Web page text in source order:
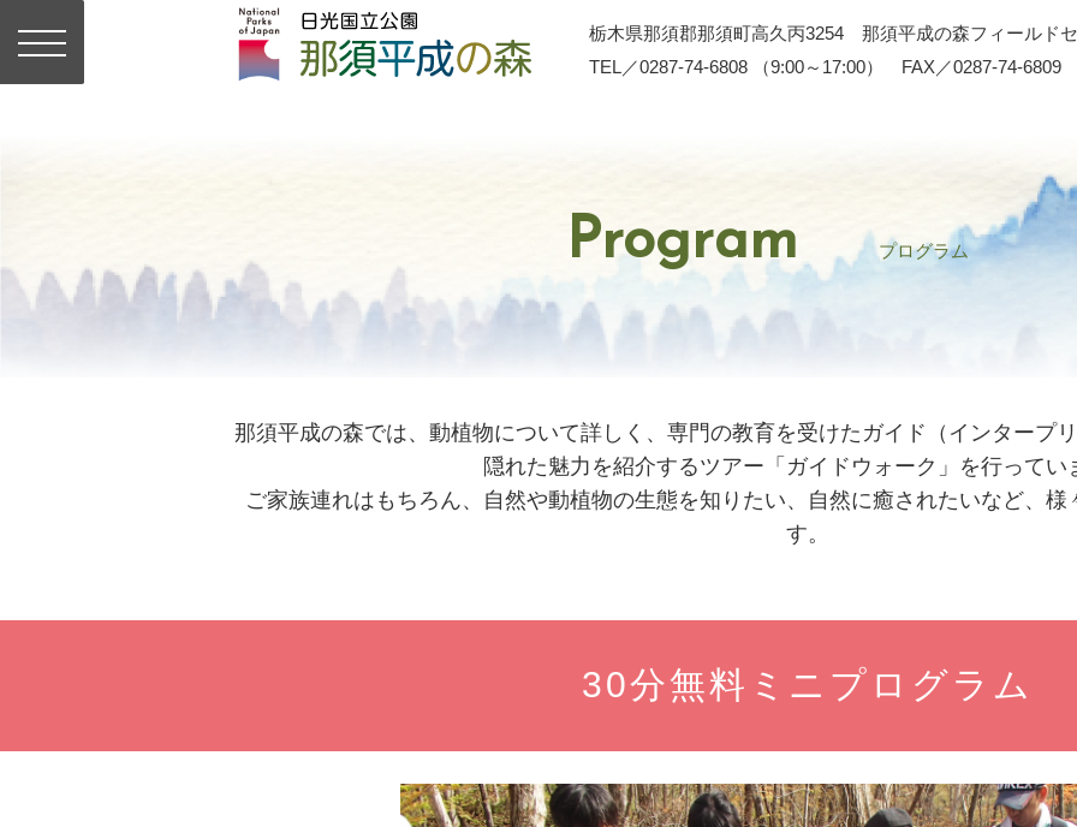
栃木県那須郡那須町高久丙3254 那須平成の森フィールド
TEL／0287-74-6808 （9:00～17:00） FAX／0287-74-6809
Program プログラム
那須平成の森では、動植物について詳しく、専門の教育を受けたガイド（インタープ
隠れた魅力を紹介するツアー「ガイドウォーク」を行ってい
ご家族連れはもちろん、自然や動植物の生態を知りたい、自然に癒されたいなど、
す。
30分無料ミニプログラム